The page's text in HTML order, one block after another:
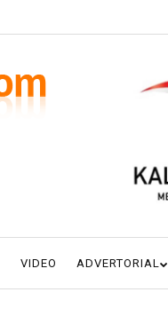
VIDEO ADVERTORIAL